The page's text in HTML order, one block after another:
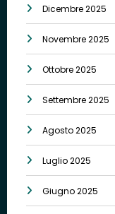
Dicembre 2025
Novembre 2025
Ottobre 2025
Settembre 2025
Agosto 2025
Luglio 2025
Giugno 2025